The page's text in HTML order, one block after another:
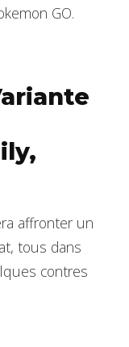
GO.
affronter un
tous dans
contres